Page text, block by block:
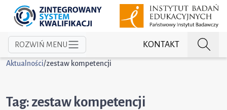
KONTAKT
ROZWIŃ MENU
Aktualności/zestaw kompetencji
Tag: zestaw kompetencji